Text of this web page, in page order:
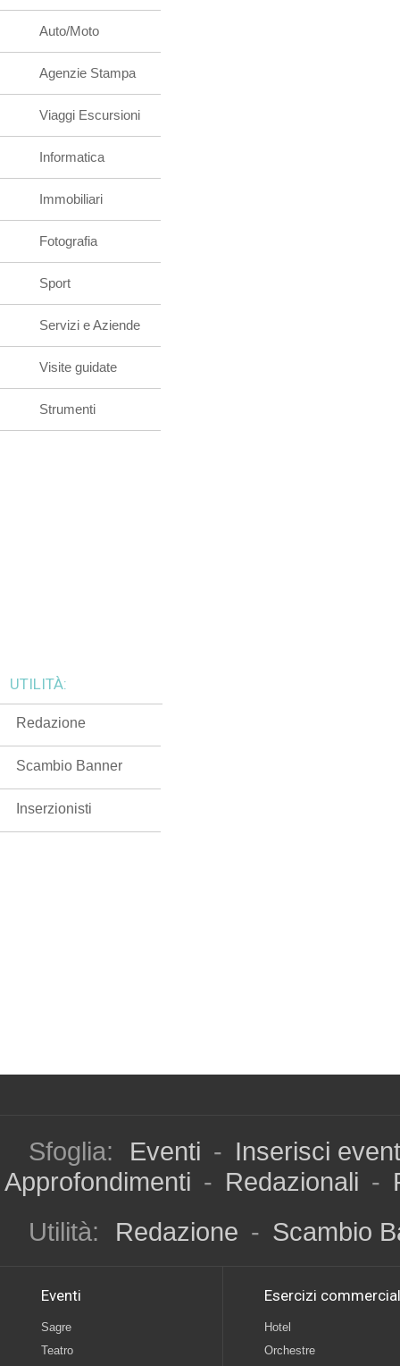
Auto/Moto
Agenzie Stampa
Viaggi Escursioni
Informatica
Immobiliari
Fotografia
Sport
Servizi e Aziende
Visite guidate
Strumenti
UTILITÀ:
Redazione
Scambio Banner
Inserzionisti
Sfoglia: Eventi - Inserisci
Approfondimenti - Redazionali -
Utilità:
Redazione - Scambio
Eventi
Sagre
Teatro
Esercizi
Hotel
Orchestre